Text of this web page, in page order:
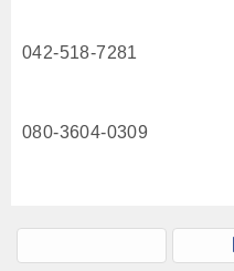
042-518-7281
080-3604-0309